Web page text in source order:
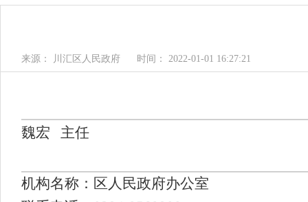
来源： 川汇区人民政府 时间： 2022-01-01 16:27:21
魏宏 主任
机构名称 ： 区人民政府办公室